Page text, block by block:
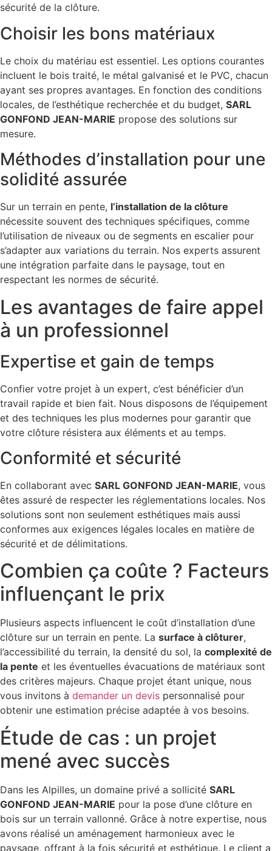
sécurité de la clôture.
Choisir les bons matériaux
Le choix du matériau est essentiel. Les options courantes
incluent le bois traité, le métal galvanisé et le PVC, chacun
ayant ses propres avantages. En fonction des conditions
locales, de l’esthétique recherchée et du budget, SARL
GONFOND JEAN-MARIE propose des solutions sur
mesure.
Méthodes d’installation pour une
solidité assurée
Sur un terrain en pente, l’installation de la clôture
nécessite souvent des techniques spécifiques, comme
l’utilisation de niveaux ou de segments en escalier pour
s’adapter aux variations du terrain. Nos experts assurent
une intégration parfaite dans le paysage, tout en
respectant les normes de sécurité.
Les avantages de faire appel
à un professionnel
Expertise et gain de temps
Confier votre projet à un expert, c’est bénéficier d’un
travail rapide et bien fait. Nous disposons de l’équipement
et des techniques les plus modernes pour garantir que
votre clôture résistera aux éléments et au temps.
Conformité et sécurité
En collaborant avec SARL GONFOND JEAN-MARIE, vous
êtes assuré de respecter les réglementations locales. Nos
solutions sont non seulement esthétiques mais aussi
conformes aux exigences légales locales en matière de
sécurité et de délimitations.
Combien ça coûte ? Facteurs
influençant le prix
Plusieurs aspects influencent le coût d’installation d’une
clôture sur un terrain en pente. La surface à clôturer,
l’accessibilité du terrain, la densité du sol, la complexité de
la pente et les éventuelles évacuations de matériaux sont
des critères majeurs. Chaque projet étant unique, nous
vous invitons à demander un devis personnalisé pour
obtenir une estimation précise adaptée à vos besoins.
Étude de cas : un projet
mené avec succès
Dans les Alpilles, un domaine privé a sollicité SARL
GONFOND JEAN-MARIE pour la pose d’une clôture en
bois sur un terrain vallonné. Grâce à notre expertise, nous
avons réalisé un aménagement harmonieux avec le
paysage, offrant à la fois sécurité et esthétique. Le client a